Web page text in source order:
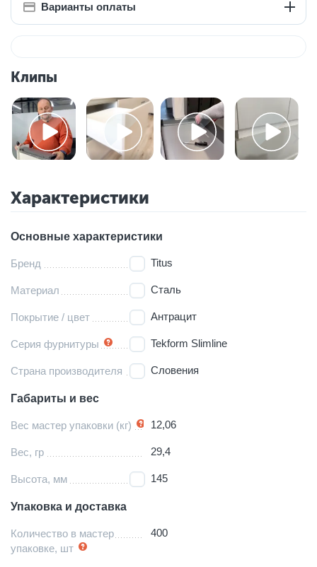
Варианты оплаты
Клипы
Характеристики
Основные характеристики
Бренд Titus
Материал Сталь
Покрытие / цвет Антрацит
Серия фурнитуры Tekform Slimline
Страна производителя Словения
Габариты и вес
Вес мастер упаковки (кг) 12,06
Вес, гр 29,4
Высота, мм 145
Упаковка и доставка
Количество в мастер
упаковке, шт
400